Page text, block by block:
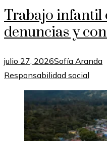
Trabajo infantil
denuncias y
julio 27, 2026Sofía Aranda
Responsabilidad social